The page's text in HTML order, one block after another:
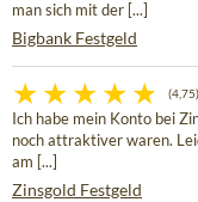
man sich mit der [...]
Bigbank Festgeld
(4,75)
Ich habe mein Konto bei
noch attraktiver waren.
am [...]
Zinsgold Festgeld